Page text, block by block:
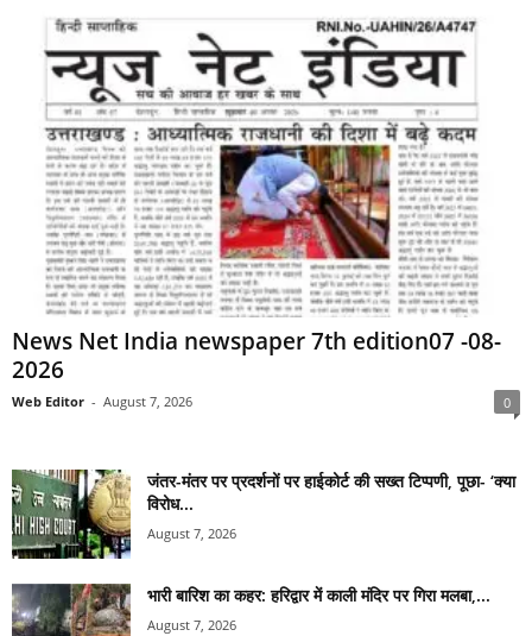
News Net India newspaper 7th edition07 -08-
2026
Web Editor - August 7, 2026 0
जंतर-मंतर पर प्रदर्शनों पर हाईकोर्ट की सख्त टिप्पणी, पूछा- ‘क्या
विरोध...
August 7, 2026
भारी बारिश का कहर: हरिद्वार में काली मंदिर पर गिरा मलबा,...
August 7, 2026